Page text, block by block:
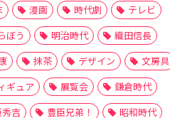
漫画 時代劇
テレビ
ぼう
明治時代
織田信長
抹茶 デザイン
文房具
ギュア
展覧会
鎌倉時代
吉
豊臣兄弟！
昭和時代